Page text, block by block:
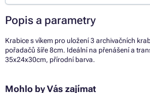
Popis a parametry
Krabice s víkem pro uložení 3 archivačních
pořadačů šíře 8cm. Ideální na přenášení a
35x24x30cm, přírodní barva.
Mohlo by Vás zajímat